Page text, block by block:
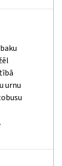
urnu